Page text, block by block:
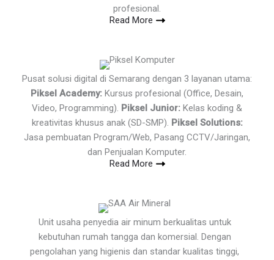
profesional.
Read More
Pusat solusi digital di Semarang dengan 3 layanan utama:
Piksel Academy: Kursus profesional (Office, Desain,
Video, Programming). Piksel Junior: Kelas koding &
kreativitas khusus anak (SD-SMP). Piksel Solutions:
Jasa pembuatan Program/Web, Pasang CCTV/Jaringan,
dan Penjualan Komputer.
Read More
Unit usaha penyedia air minum berkualitas untuk
kebutuhan rumah tangga dan komersial. Dengan
pengolahan yang higienis dan standar kualitas tinggi,